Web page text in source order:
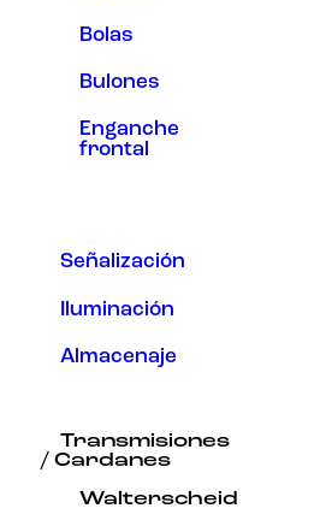
Bolas
Bulones
Enganche
frontal
Señalización
Iluminación
Almacenaje
Transmisiones
/ Cardanes
Walterscheid